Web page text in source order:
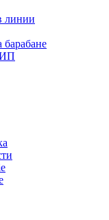
линии
барабане